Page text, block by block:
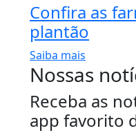
Confira as
plantão
Saiba mais
Nossas
Receba as
app favorito